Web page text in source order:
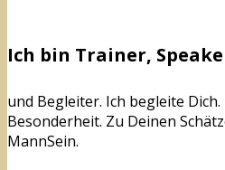
Ich bin Trainer,
und Begleiter. Ich begleite
Besonderheit. Zu Deinen
MannSein.